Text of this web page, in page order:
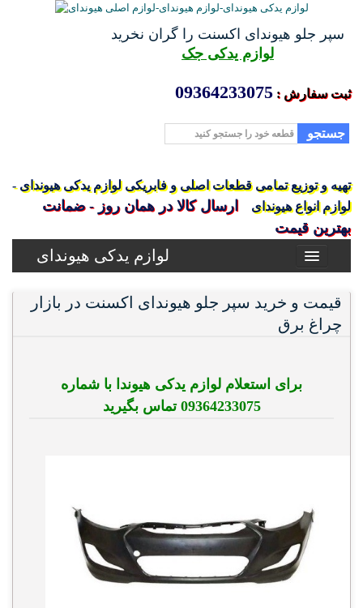
سپر جلو هیوندای اکسنت را گران نخرید
لوازم یدکی جک
ثبت سفارش : 09364233075
جستجو
تهیه و توزیع تمامی قطعات اصلی و فابریکی لوازم یدکی هیوندای -
لوازم انواع هیوندای
ارسال کالا در همان روز - ضمانت
بهترین قیمت
لوازم یدکی هیوندای
قیمت و خرید سپر جلو هیوندای اکسنت در بازار
چراغ برق
برای استعلام لوازم یدکی هیوندا با شماره
09364233075 تماس بگیرید